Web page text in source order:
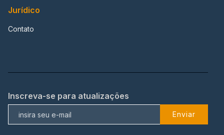
Jurídico
Contato
Inscreva-se para atualizações
Enviar